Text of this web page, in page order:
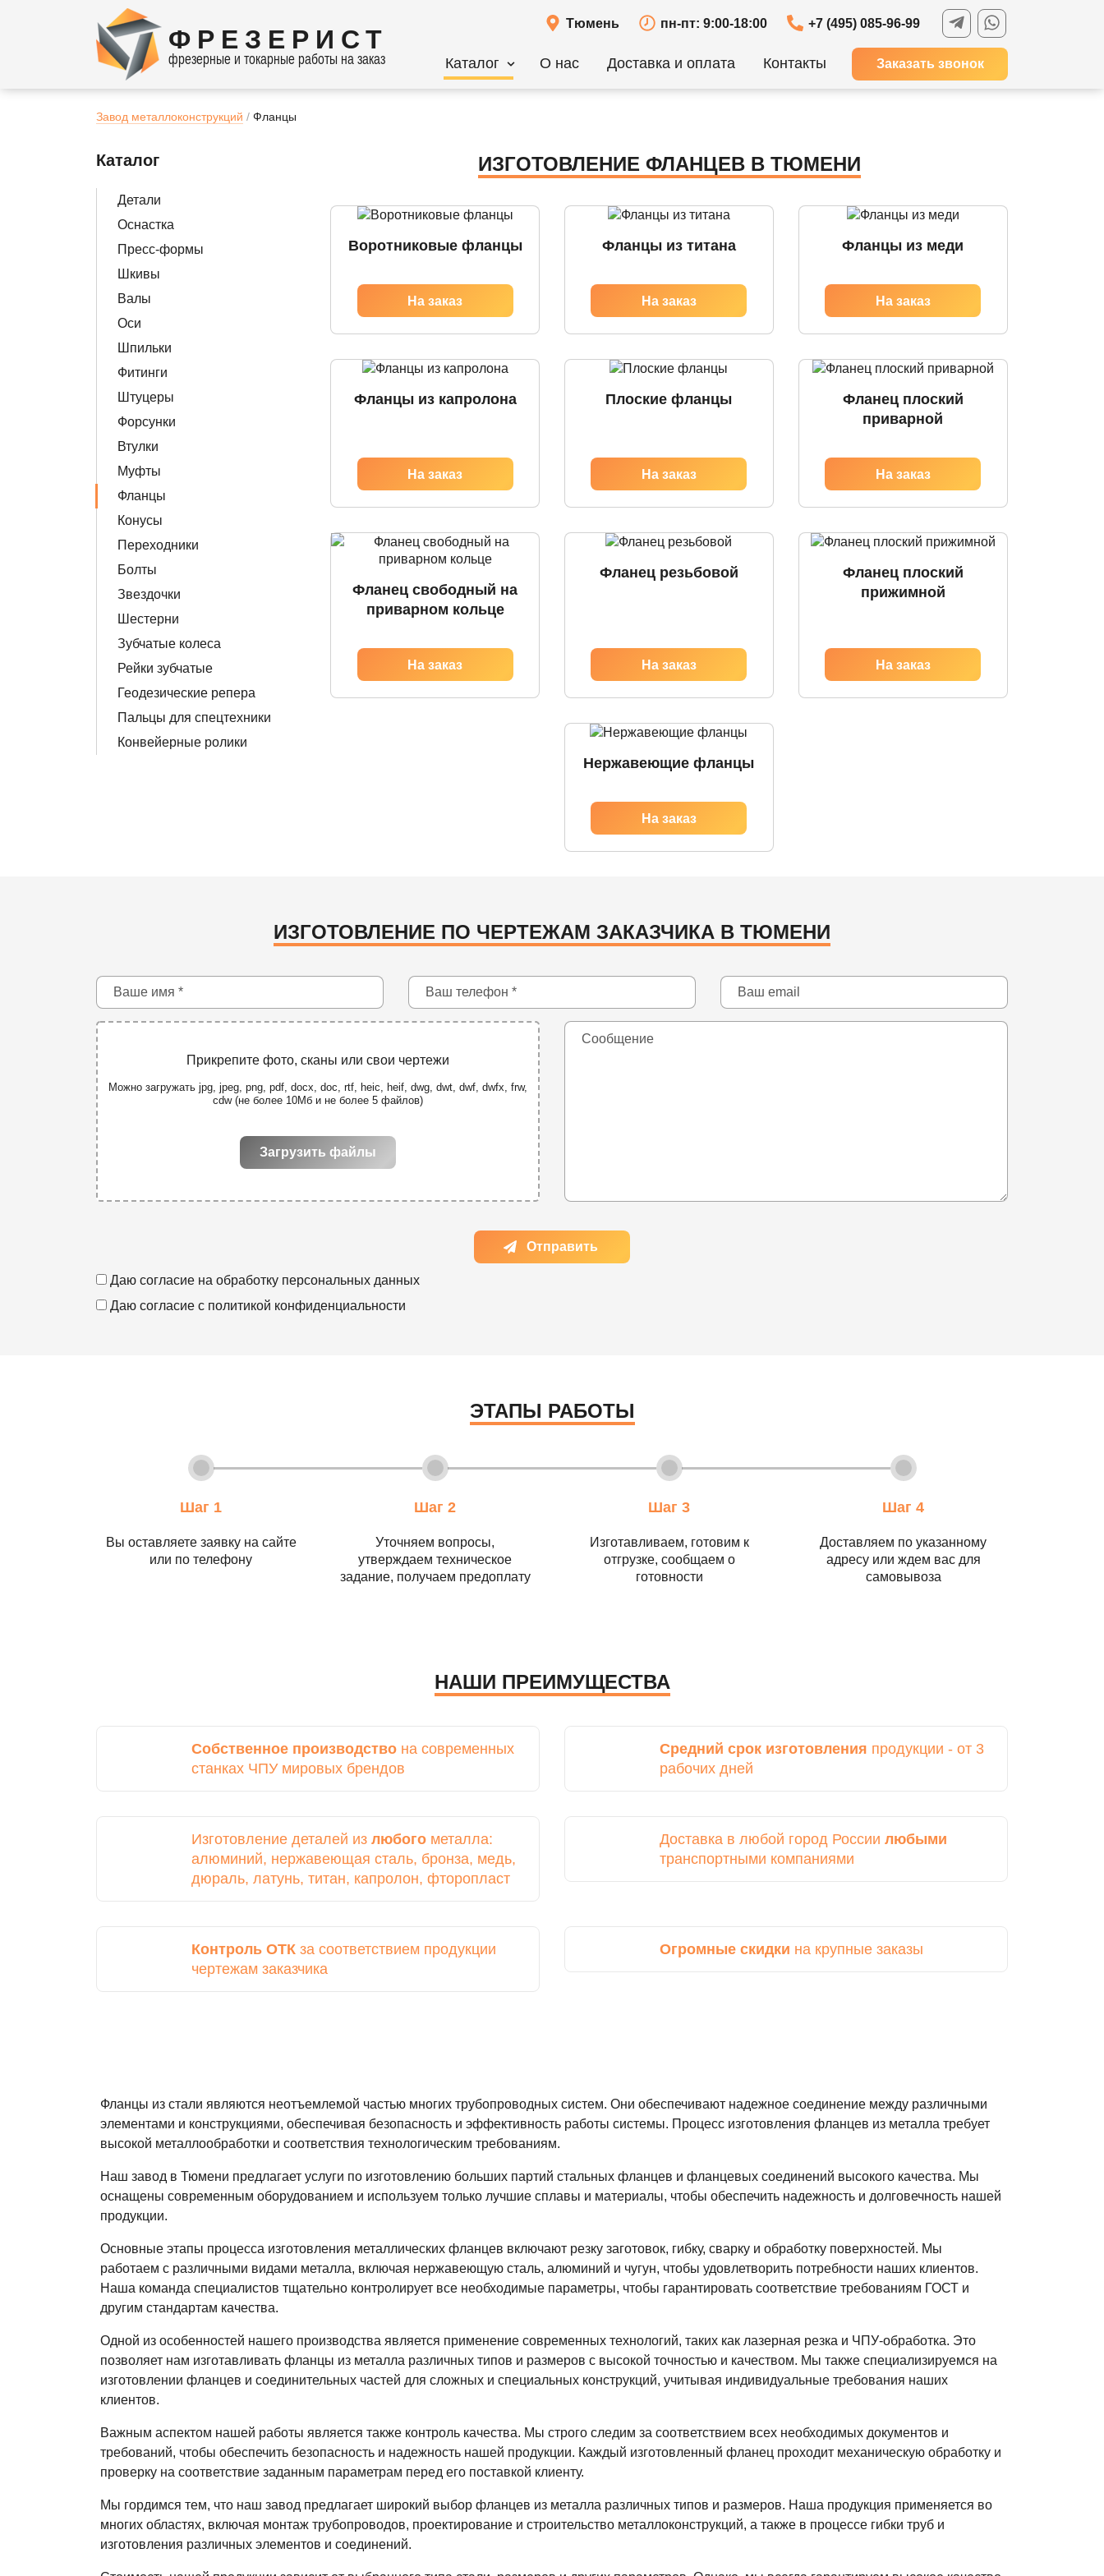
ФРЕЗЕРИСТ
фрезерные и токарные работы на заказ
Тюмень пн-пт: 9:00-18:00 +7 (495) 085-96-99
Каталог О нас Доставка и оплата Контакты Заказать звонок
Завод металлоконструкций Фланцы
Каталог
Детали
Оснастка
Пресс-формы
Шкивы
Валы
Оси
Шпильки
Фитинги
Штуцеры
Форсунки
Втулки
Муфты
Фланцы
Конусы
Переходники
Болты
Звездочки
Шестерни
Зубчатые колеса
Рейки зубчатые
Геодезические репера
Пальцы для спецтехники
Конвейерные ролики
ИЗГОТОВЛЕНИЕ ФЛАНЦЕВ В ТЮМЕНИ
Воротниковые фланцы Фланцы из титана Фланцы из меди
Фланцы из капролона Плоские фланцы
Фланец плоский
приварной
Фланец свободный на
приварном кольце
Фланец резьбовой
Фланец плоский
прижимной
Нержавеющие фланцы
ИЗГОТОВЛЕНИЕ ПО ЧЕРТЕЖАМ ЗАКАЗЧИКА В ТЮМЕНИ
Прикрепите фото, сканы или свои чертежи
Можно загружать jpg, jpeg, png, pdf, docx, doc, rtf, heic, heif, dwg, dwt, dwf, dwfx, frw,
cdw (не более 10Мб и не более 5 файлов)
Загрузить файлы
Отправить
Даю согласие на обработку персональных данных
Даю согласие с политикой конфиденциальности
ЭТАПЫ РАБОТЫ
Шаг 1
Вы оставляете заявку на сайте
или по телефону
Шаг 2
Уточняем вопросы,
утверждаем техническое
задание, получаем предоплату
Шаг 3
Изготавливаем, готовим к
отгрузке, сообщаем о
готовности
Шаг 4
Доставляем по указанному
адресу или ждем вас для
самовывоза
НАШИ ПРЕИМУЩЕСТВА
Собственное производство на современных
станках ЧПУ мировых брендов
Средний срок изготовления продукции - от 3
рабочих дней
Изготовление деталей из любого металла:
алюминий, нержавеющая сталь, бронза, медь,
дюраль, латунь, титан, капролон, фторопласт
Доставка в любой город России любыми
транспортными компаниями
Контроль ОТК за соответствием продукции
чертежам заказчика
Огромные скидки на крупные заказы
Фланцы из стали являются неотъемлемой частью многих трубопроводных систем. Они обеспечивают надежное соединение между различными
элементами и конструкциями, обеспечивая безопасность и эффективность работы системы. Процесс изготовления фланцев из металла требует
высокой металлообработки и соответствия технологическим требованиям.
Наш завод в Тюмени предлагает услуги по изготовлению больших партий стальных фланцев и фланцевых соединений высокого качества. Мы
оснащены современным оборудованием и используем только лучшие сплавы и материалы, чтобы обеспечить надежность и долговечность нашей
продукции.
Основные этапы процесса изготовления металлических фланцев включают резку заготовок, гибку, сварку и обработку поверхностей. Мы
работаем с различными видами металла, включая нержавеющую сталь, алюминий и чугун, чтобы удовлетворить потребности наших клиентов.
Наша команда специалистов тщательно контролирует все необходимые параметры, чтобы гарантировать соответствие требованиям ГОСТ и
другим стандартам качества.
Одной из особенностей нашего производства является применение современных технологий, таких как лазерная резка и ЧПУ-обработка. Это
позволяет нам изготавливать фланцы из металла различных типов и размеров с высокой точностью и качеством. Мы также специализируемся на
изготовлении фланцев и соединительных частей для сложных и специальных конструкций, учитывая индивидуальные требования наших
клиентов.
Важным аспектом нашей работы является также контроль качества. Мы строго следим за соответствием всех необходимых документов и
требований, чтобы обеспечить безопасность и надежность нашей продукции. Каждый изготовленный фланец проходит механическую обработку и
проверку на соответствие заданным параметрам перед его поставкой клиенту.
Мы гордимся тем, что наш завод предлагает широкий выбор фланцев из металла различных типов и размеров. Наша продукция применяется во
многих областях, включая монтаж трубопроводов, проектирование и строительство металлоконструкций, а также в процессе гибки труб и
изготовления различных элементов и соединений.